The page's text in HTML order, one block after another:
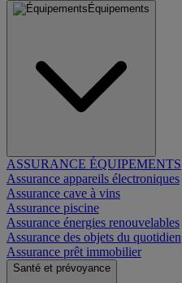
Équipements
ASSURANCE ÉQUIPEMENTS
Assurance appareils électroniques
Assurance cave à vins
Assurance piscine
Assurance énergies renouvelables
Assurance des objets du quotidien
Assurance prêt immobilier
Santé et prévoyance